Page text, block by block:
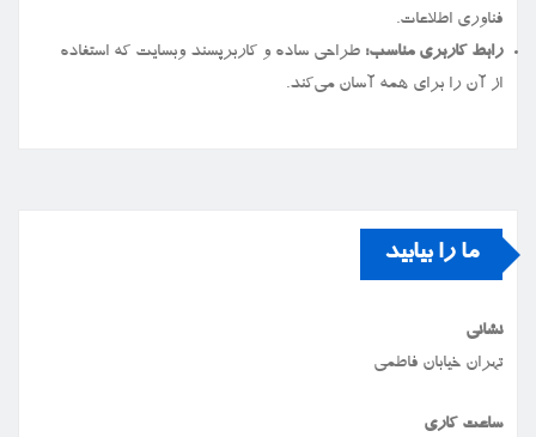
فناوری اطلاعات.
رابط کاربری مناسب: طراحی ساده و کاربرپسند وبسایت که استفاده
از آن را برای همه آسان می‌کند.
ما را بیابید
نشانی
تهران خیابان فاطمی
ساعت کاری